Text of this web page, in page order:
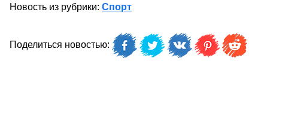
Новость из рубрики: Спорт
Поделиться новостью: